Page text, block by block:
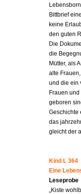
Bittbrief
keine
den guten
Die
die
Mütter, als
alte
und die ein
Frauen
geboren
Geschichte
das
gleicht der
Kind L 364
Eine
Leseprobe
„Kiste